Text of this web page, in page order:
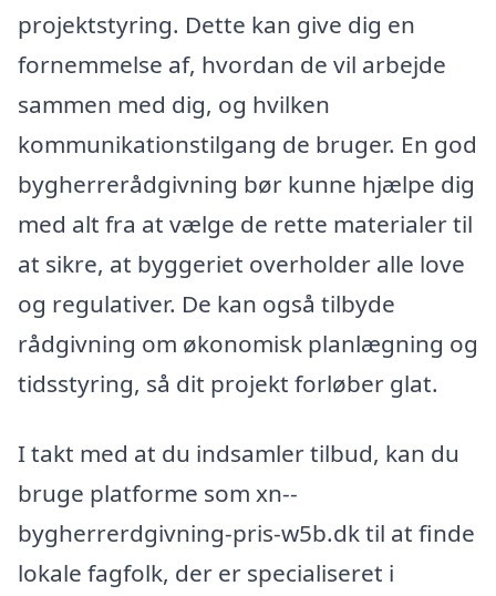
projektstyring. Dette kan give dig en
fornemmelse af, hvordan de vil arbejde
sammen med dig, og hvilken
kommunikationstilgang de bruger. En god
bygherrerådgivning bør kunne hjælpe dig
med alt fra at vælge de rette materialer til
at sikre, at byggeriet overholder alle love
og regulativer. De kan også tilbyde
rådgivning om økonomisk planlægning og
tidsstyring, så dit projekt forløber glat.
I takt med at du indsamler tilbud, kan du
bruge platforme som xn--
bygherrerdgivning-pris-w5b.dk til at finde
lokale fagfolk, der er specialiseret i